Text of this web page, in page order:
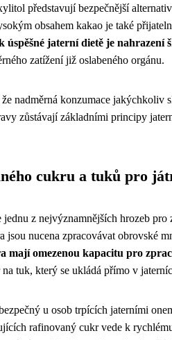
představují bezpečnější
obsahem kakao je také
úspěšné jaterní dietě je
zatížení již oslabeného orgánu.
nadměrná konzumace
zůstávají základními principy
cukru a tuků pro
z nejvýznamnějších hrozeb
jsou nucena zpracovávat obrovské
mají omezenou kapacitu pro
tuk, který se ukládá přímo v
u osob trpících jaterními
rafinovaný cukr vede k